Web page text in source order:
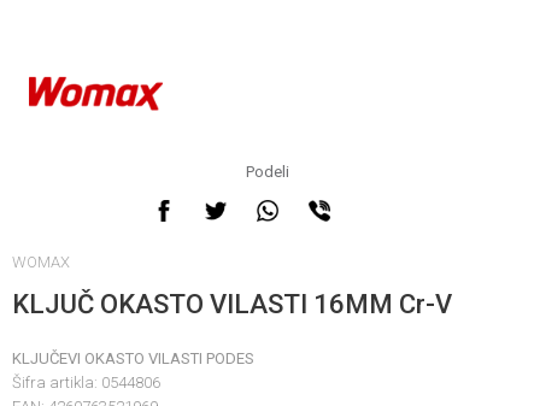
Podeli
WOMAX
KLJUČ OKASTO VILASTI 16MM Cr-V
KLJUČEVI OKASTO VILASTI PODES
Šifra artikla: 0544806